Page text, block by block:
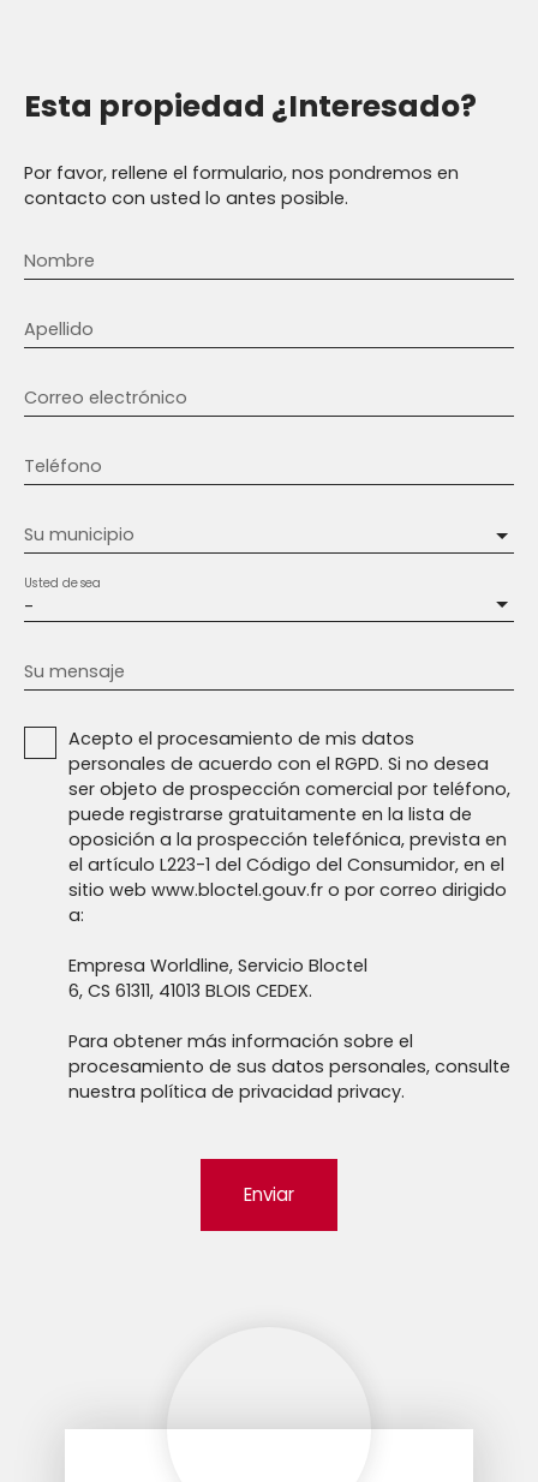
Esta propiedad ¿Interesado?
Por favor, rellene el formulario, nos pondremos en
contacto con usted lo antes posible.
Nombre
Apellido
Correo electrónico
Teléfono
Su municipio
-
Usted desea
Su mensaje
Acepto el procesamiento de mis datos
personales de acuerdo con el RGPD. Si no desea
ser objeto de prospección comercial por teléfono,
puede registrarse gratuitamente en la lista de
oposición a la prospección telefónica, prevista en
el artículo L223-1 del Código del Consumidor, en el
sitio web www.bloctel.gouv.fr o por correo dirigido
a:
Empresa Worldline, Servicio Bloctel
6, CS 61311, 41013 BLOIS CEDEX.
Para obtener más información sobre el
procesamiento de sus datos personales, consulte
nuestra política de privacidad privacy.
Enviar